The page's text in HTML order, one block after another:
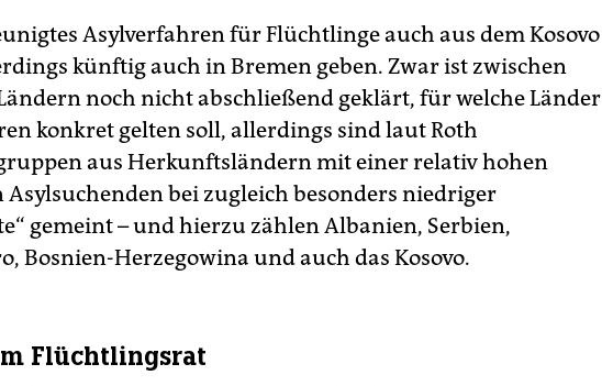
Asylverfahren für Flüchtlinge auch aus dem Kosovo
künftig auch in Bremen geben. Zwar ist zwischen
noch nicht abschließend geklärt, für welche Länder
konkret gelten soll, allerdings sind laut Roth
aus Herkunftsländern mit einer relativ hohen
Asylsuchenden bei zugleich besonders niedriger
gemeint – und hierzu zählen Albanien, Serbien,
Bosnien-Herzegowina und auch das Kosovo.
Flüchtlingsrat